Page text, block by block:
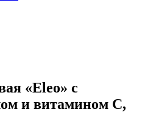
«Eleo» с
и витамином С,